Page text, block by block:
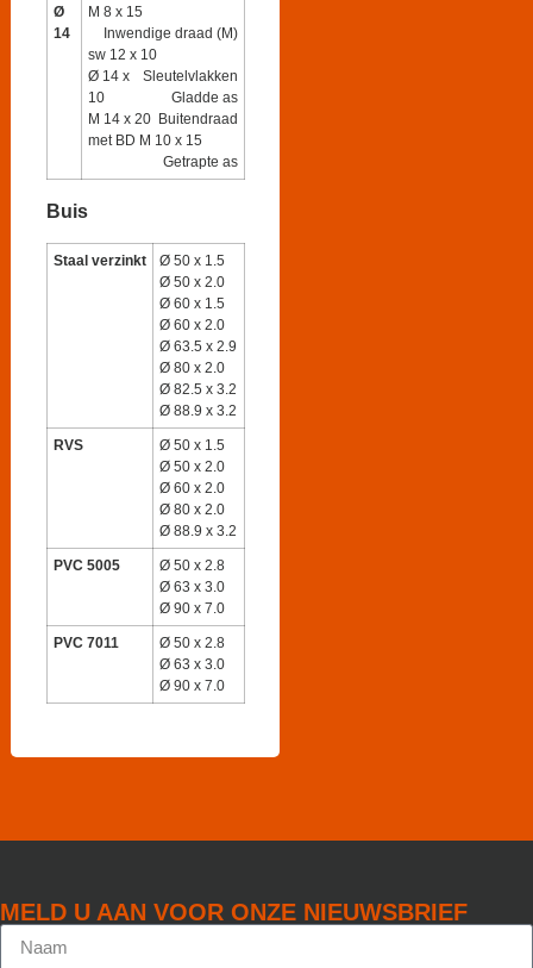
Ø
14
M 8 x 15
Inwendige draad (M)
sw 12 x 10
Sleutelvlakken
Ø 14 x
10
Gladde as
M 14 x 20 Buitendraad
met BD M 10 x 15
Getrapte as
Buis
Staal verzinkt
Ø 50 x 1.5
Ø 50 x 2.0
Ø 60 x 1.5
Ø 60 x 2.0
Ø 63.5 x 2.9
Ø 80 x 2.0
Ø 82.5 x 3.2
Ø 88.9 x 3.2
RVS
Ø 50 x 1.5
Ø 50 x 2.0
Ø 60 x 2.0
Ø 80 x 2.0
Ø 88.9 x 3.2
PVC 5005
Ø 50 x 2.8
Ø 63 x 3.0
Ø 90 x 7.0
PVC 7011
Ø 50 x 2.8
Ø 63 x 3.0
Ø 90 x 7.0
MELD U AAN VOOR ONZE NIEUWSBRIEF